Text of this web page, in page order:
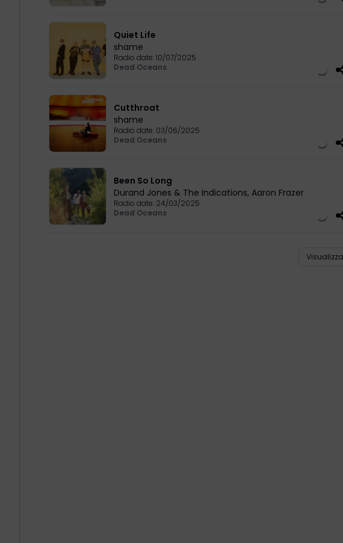
Quiet Life
shame
Radio date:10/07/2025
Dead Oceans
Cutthroat
shame
Radio date: 03/06/2025
Dead Oceans
Been So Long
Durand Jones & The Indications, Aaron Frazer
Radio date: 24/03/2025
Dead Oceans